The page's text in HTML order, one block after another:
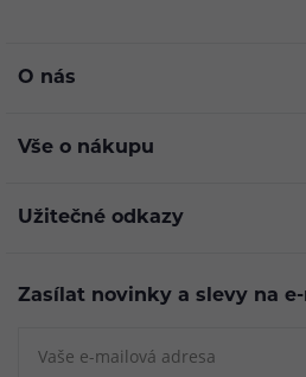
O nás
Vše o nákupu
Užitečné odkazy
Zasílat novinky a slevy na